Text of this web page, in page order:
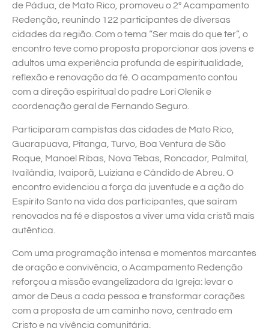
de Pádua, de Mato Rico, promoveu o 2º Acampamento
Redenção, reunindo 122 participantes de diversas
cidades da região. Com o tema “Ser mais do que ter”, o
encontro teve como proposta proporcionar aos jovens e
adultos uma experiência profunda de espiritualidade,
reflexão e renovação da fé. O acampamento contou
com a direção espiritual do padre Lori Olenik e
coordenação geral de Fernando Seguro.
Participaram campistas das cidades de Mato Rico,
Guarapuava, Pitanga, Turvo, Boa Ventura de São
Roque, Manoel Ribas, Nova Tebas, Roncador, Palmital,
Ivailândia, Ivaiporã, Luiziana e Cândido de Abreu. O
encontro evidenciou a força da juventude e a ação do
Espírito Santo na vida dos participantes, que saíram
renovados na fé e dispostos a viver uma vida cristã mais
autêntica.
Com uma programação intensa e momentos marcantes
de oração e convivência, o Acampamento Redenção
reforçou a missão evangelizadora da Igreja: levar o
amor de Deus a cada pessoa e transformar corações
com a proposta de um caminho novo, centrado em
Cristo e na vivência comunitária.